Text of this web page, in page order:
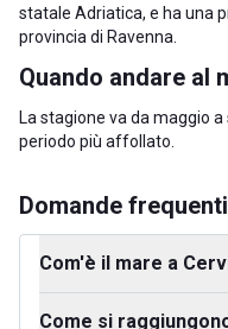
statale Adriatica, e ha una
provincia di Ravenna
Quando andare al
La stagione va da maggio
periodo più affollato.
Domande frequenti
Com'è il mare a
Come si